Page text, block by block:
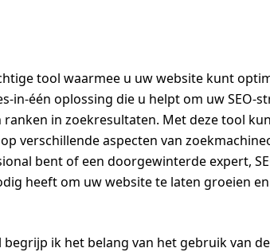
tool waarmee u uw website kunt
in-één oplossing die u helpt om uw SEO-
in zoekresultaten. Met deze tool
verschillende aspecten van
bent of een doorgewinterde expert,
heeft om uw website te laten groeien
begrijp ik het belang van het gebruik van